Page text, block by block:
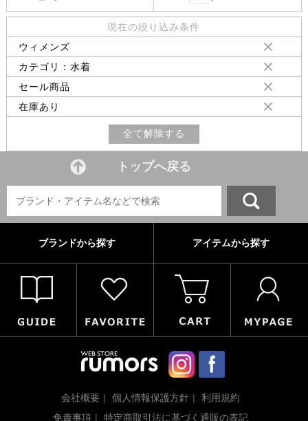
現在の絞り込み条件
ウィメンズ
カテゴリ：水着
セール商品
在庫あり
全て解除する
トップへ戻る
ブランドから探す アイテムから探す
会社概要 個人情報保護方針
利用規約
免責事項
特定商取引法に基づく通販の表記